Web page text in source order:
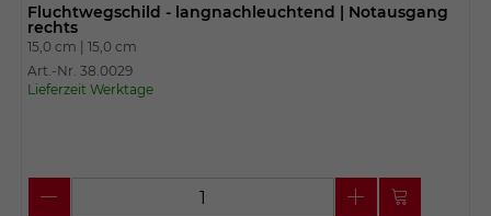
Fluchtwegschild - langnachleuchtend | Notausgang
rechts
15,0 cm | 15,0 cm
Art.-Nr. 38.0029
Lieferzeit Werktage